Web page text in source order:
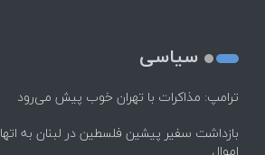
سیاسی
ترامپ: مذاکرات با تهران خوب پیش می‌رود
بازداشت سفیر پیشین فلسطین در لبنان به